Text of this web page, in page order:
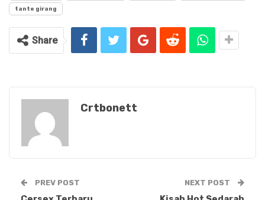
tante girang
Share
Crtbonett
PREV POST NEXT POST